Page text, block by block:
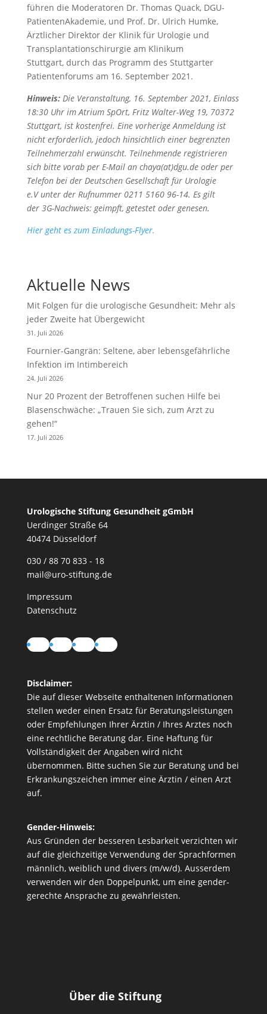
führen die Moderatoren Dr. Thomas Quack, DGU-
PatientenAkademie, und Prof. Dr. Ulrich Humke,
Ärztlicher Direktor der Klinik für Urologie und
Transplantationschirurgie am Klinikum
Stuttgart, durch das Programm des Stuttgarter
Patientenforums am 16. September 2021.
Hinweis:Die Veranstaltung, 16. September 2021, Einlass
18:30 Uhr im Atrium SpOrt, Fritz Walter-Weg 19, 70372
Stuttgart, ist kostenfrei. Eine vorherige Anmeldung ist
nicht erforderlich, jedoch hinsichtlich einer begrenzten
Teilnehmerzahl erwünscht. Teilnehmende registrieren
sich bitte vorab per E-Mail an chaya(at)dgu.de oder per
Telefon bei der Deutschen Gesellschaft für Urologie
e.V unter der Rufnummer 0211 5160 96-14. Es gilt
der 3G-Nachweis: geimpft, getestet oder genesen.
Hier geht es zum Einladungs-Flyer.
Aktuelle News
Mit Folgen für die urologische Gesundheit: Mehr als
jeder Zweite hat Übergewicht
31. Juli 2026
Fournier-Gangrän: Seltene, aber lebensgefährliche
Infektion im Intimbereich
24. Juli 2026
Nur 20 Prozent der Betroffenen suchen Hilfe bei
Blasenschwäche: „Trauen Sie sich, zum Arzt zu
gehen!“
17. Juli 2026
Urologische Stiftung Gesundheit gGmbH
Uerdinger Straße 64
40474 Düsseldorf
030 / 88 70 833 - 18
mail@uro-stiftung.de
Impressum
Datenschutz
Instagram
LinkedIn
YouTube
TikTok
Disclaimer:
Die auf dieser Webseite enthaltenen Informationen
stellen weder einen Ersatz für Beratungsleistungen
oder Empfehlungen Ihrer Ärztin / Ihres Arztes noch
eine rechtliche Beratung dar. Eine Haftung für
Vollständigkeit der Angaben wird nicht
übernommen. Bitte suchen Sie zur Beratung und bei
Erkrankungszeichen immer eine Ärztin / einen Arzt
auf.
Gender-Hinweis:
Aus Gründen der besseren Lesbarkeit verzichten wir
auf die gleichzeitige Verwendung der Sprachformen
männlich, weiblich und divers (m/w/d). Ausserdem
verwenden wir den Doppelpunkt, um eine gender-
gerechte Ansprache zu gewährleisten.
Über die Stiftung